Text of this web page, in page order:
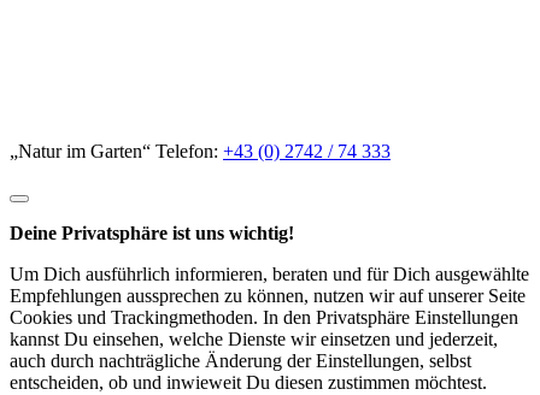
„Natur im Garten“ Telefon: +43 (0) 2742 / 74 333
Deine Privatsphäre ist uns wichtig!
Um Dich ausführlich informieren, beraten und für Dich ausgewählte
Empfehlungen aussprechen zu können, nutzen wir auf unserer Seite
Cookies und Trackingmethoden. In den Privatsphäre Einstellungen
kannst Du einsehen, welche Dienste wir einsetzen und jederzeit,
auch durch nachträgliche Änderung der Einstellungen, selbst
entscheiden, ob und inwieweit Du diesen zustimmen möchtest.